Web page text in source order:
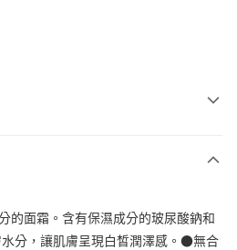
21家銀行
的面霜。含有保濕成分的玻尿酸鈉和
分，讓肌膚呈現白皙潤澤感。●無合